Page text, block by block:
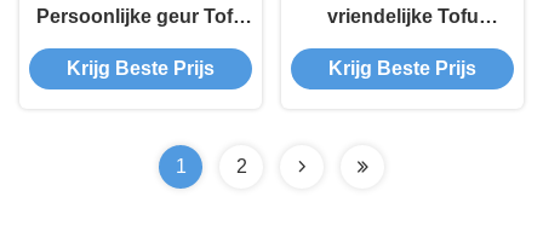
Persoonlijke geur Tofu
Kattenvuil met
natuurlijke deodorant
Krijg Beste Prijs
vriendelijke Tofu
Kattenbak Stofvrij
Hypoallergeen
Huisdierenproducten
Krijg Beste Prijs
1 2